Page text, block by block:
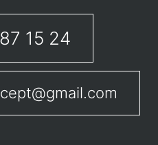
15 24